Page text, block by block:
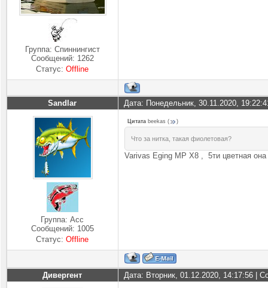
Группа: Спиннингист
Сообщений: 1262
Статус:Offline
Sandlar Дата: Понедельник, 30.11.2020,
Группа: Асс
Сообщений: 1005
Статус:Offline
Цитата beekas ( )
Что за нитка, такая фиолетовая?
Varivas Eging MP X8 , 5ти цветная
Дивергент Дата: Вторник, 01.12.2020, 14:17:56 |